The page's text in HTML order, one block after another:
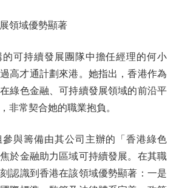
域優勢顯著
持續發展團隊中擔任經理的何小
高才通計劃來港。她指出，香港作為
綠色金融、可持續發展領域的前沿平
非常契合她的職業抱負。
籌備由其公司主辦的「香港綠色
於金融助力區域可持續發展。在其職
認識到香港在該領域優勢顯著：一是